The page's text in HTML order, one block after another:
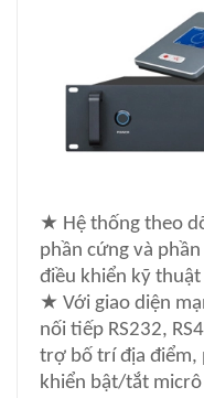
★ Hệ thống theo
phần cứng và
điều khiển kỹ
★ Với giao diện
nối tiếp RS232,
trợ bố trí địa điểm,
khiển bật/tắt